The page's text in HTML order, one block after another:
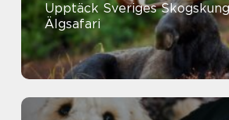
Upptäck Sveriges
Älgsafari